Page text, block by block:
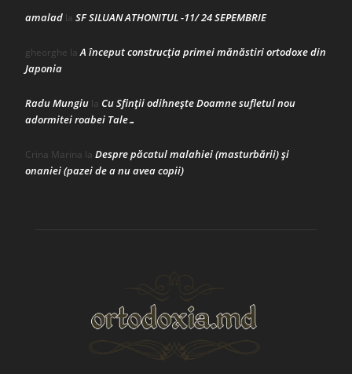
amalad la SF SILUAN ATHONITUL -11/ 24 SEPEMBRIE
gheorghe laA început construcţia primei mănăstiri ortodoxe din
Japonia
Radu Mungiu la Cu Sfinții odihnește Doamne sufletul nou
adormitei roabei Tale…
Crina Marina la Despre păcatul malahiei (masturbării) şi
onaniei (pazei de a nu avea copii)